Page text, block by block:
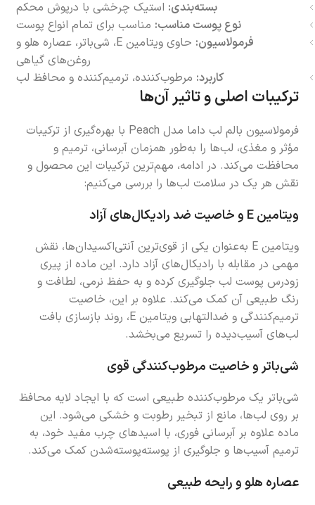
بسته‌بندی: استیک چرخشی با درپوش محکم
نوع پوست مناسب: مناسب برای تمام انواع پوست
فرمولاسیون:
حاوی ویتامین E، شی‌باتر، عصاره هلو و
روغن‌های گیاهی
کاربرد: مرطوب‌کننده، ترمیم‌کننده و محافظ لب
ترکیبات اصلی و تاثیر آن‌ها
فرمولاسیون بالم لب داما مدل Peach با بهره‌گیری از ترکیبات
مؤثر و مغذی، لب‌ها را به‌طور همزمان آبرسانی، ترمیم و
محافظت می‌کند. در ادامه، مهم‌ترین ترکیبات این محصول و
نقش هر یک در سلامت لب‌ها را بررسی می‌کنیم:
ویتامین E و خاصیت ضد رادیکال‌های آزاد
ویتامین E به‌عنوان یکی از قوی‌ترین آنتی‌اکسیدان‌ها، نقش
مهمی در مقابله با رادیکال‌های آزاد دارد. این ماده از پیری
زودرس پوست لب جلوگیری کرده و به حفظ نرمی، لطافت و
رنگ طبیعی آن کمک می‌کند. علاوه بر این، خاصیت
ترمیم‌کنندگی و ضدالتهابی ویتامین E، روند بازسازی بافت
لب‌های آسیب‌دیده را تسریع می‌بخشد.
شی‌باتر و خاصیت مرطوب‌کنندگی قوی
شی‌باتر یک مرطوب‌کننده طبیعی است که با ایجاد لایه محافظ
بر روی لب‌ها، مانع از تبخیر رطوبت و خشکی می‌شود. این
ماده علاوه بر آبرسانی فوری، با اسیدهای چرب مفید خود، به
ترمیم آسیب‌ها و جلوگیری از پوسته‌پوسته‌شدن کمک می‌کند.
عصاره هلو و رایحه طبیعی